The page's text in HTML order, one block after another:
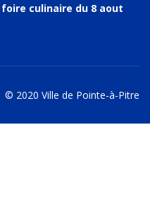
culinaire du 8 aout
© 2020 Ville de Pointe-à-Pitre